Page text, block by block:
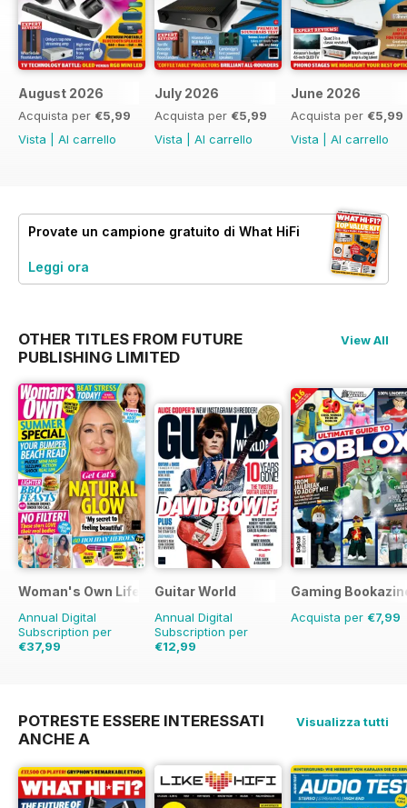
August 2026
Acquista per €5,99
Vista
Al carrello
July 2026
Acquista per €5,99
Vista
Al carrello
June 2026
Acquista per €5,99
Vista
Al carrello
Provate un campione gratuito di What HiFi
Leggi ora
OTHER TITLES FROM FUTURE
PUBLISHING LIMITED
View All
Woman's Own Lifestyle Special
Annual Digital
Subscription per
€37,99
Guitar World
Annual Digital
Subscription per
€12,99
Gaming
Acquista per €7,99
POTRESTE ESSERE INTERESSATI
ANCHE A
Visualizza tutti